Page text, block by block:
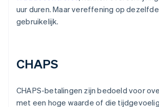
uur duren. Maar vereffening op
gebruikelijk.
CHAPS
CHAPS-betalingen zijn bedoeld voor
met een hoge waarde of die